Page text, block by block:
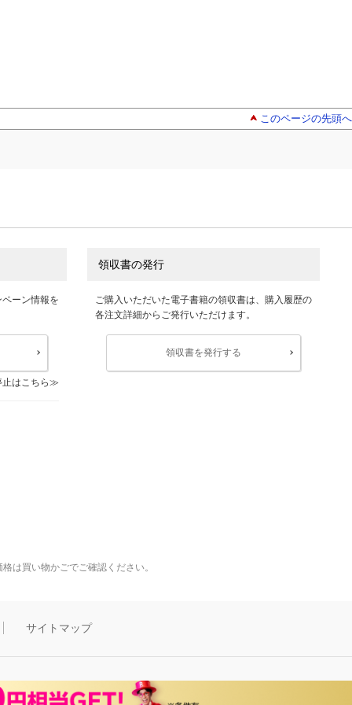
このページの先頭へ
ーン情報を
はこちら
領収書の発行
ご購入いただいた電子書籍の領収書は、購入履歴の
各注文詳細からご発行いただけます。
領収書を発行する
は買い物かごでご確認ください。
サイトマップ